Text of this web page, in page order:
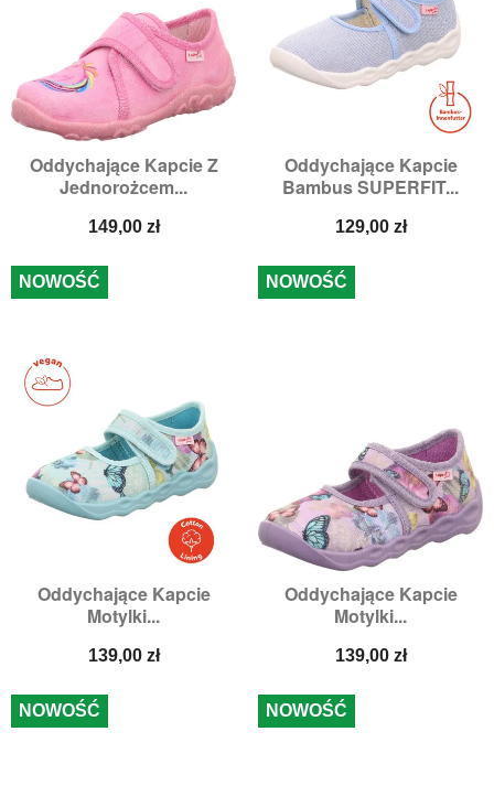
Oddychające Kapcie Z
Jednorożcem...
Cena
149,00 zł
Oddychające Kapcie
Bambus SUPERFIT...
Cena
129,00 zł
Oddychające Kapcie
Motylki...
Cena
139,00 zł
NOWOŚĆ
Oddychające Kapcie
Motylki...
Cena
139,00 zł
NOWOŚĆ
NOWOŚĆ NOWOŚĆ